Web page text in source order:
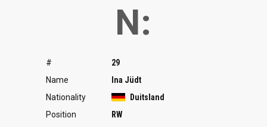
N:
#
29
Name
Ina Jüdt
Nationality
Duitsland
Position
RW